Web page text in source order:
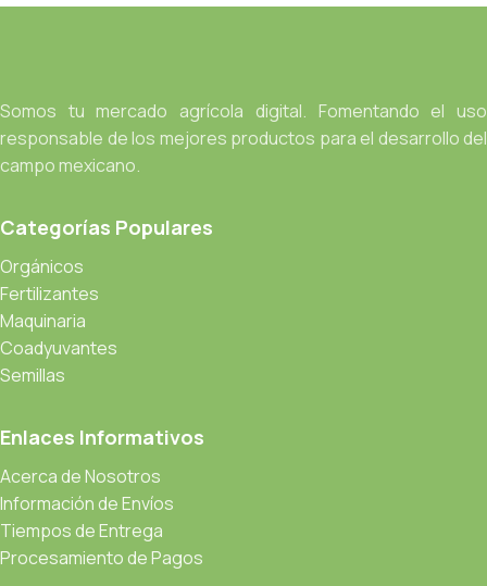
Somos tu mercado agrícola digital. Fomentando el uso
responsable de los mejores productos para el desarrollo del
campo mexicano.
Categorías Populares
Orgánicos
Fertilizantes
Maquinaria
Coadyuvantes
Semillas
Enlaces Informativos
Acerca de Nosotros
Información de Envíos
Tiempos de Entrega
Procesamiento de Pagos